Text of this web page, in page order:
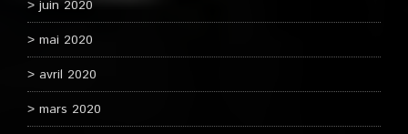
juin 2020
mai 2020
avril 2020
mars 2020